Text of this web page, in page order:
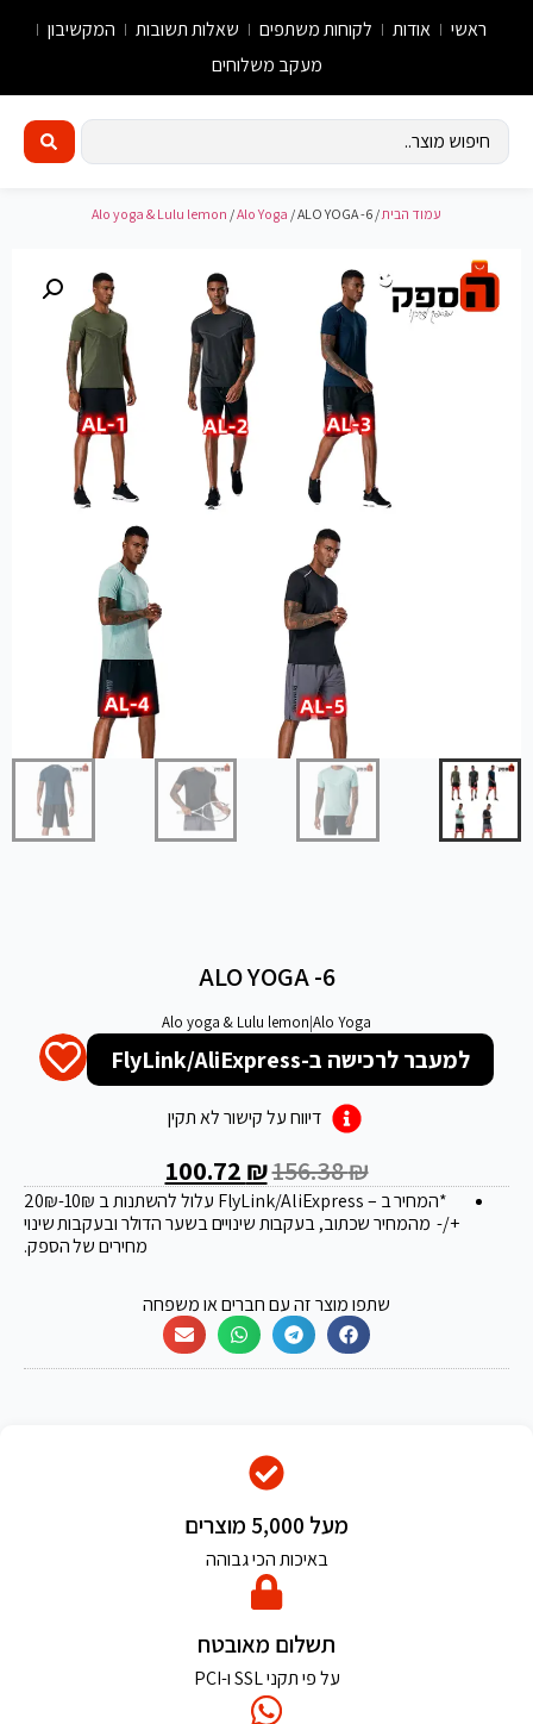
ראשי אודות לקוחות משתפים שאלות תשובות
המקשיבון
מעקב משלוחים
עמוד הבית/
Alo yoga & Lulu lemon /Alo Yoga / ALO YOGA -6
ALO YOGA -6
Alo Yoga
|
Alo yoga & Lulu lemon
למעבר לרכישה ב-FlyLink/AliExpress
דיווח על קישור לא תקין
156.38₪
100.72 ₪
*המחיר ב – FlyLink/AliExpress עלול להשתנות ב 20 ₪-10₪
+/- מהמחיר שכתוב, בעקבות שינויים בשער הדולר ובעקבות שינוי
מחירים של הספק.
שתפו מוצר זה עם חברים או משפחה
מעל 5,000 מוצרים
באיכות הכי גבוהה
תשלום מאובטח
על פי תקני SSL ו-PCI